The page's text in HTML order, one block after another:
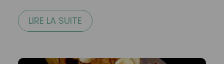
LIRE LA SUITE